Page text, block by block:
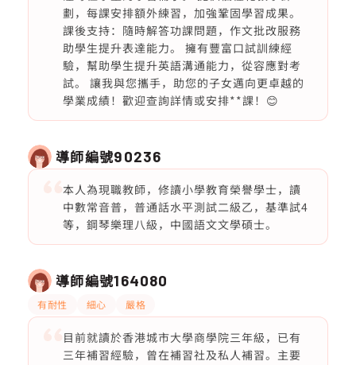
劃，每課安排額外練習，加強鞏固學習成果。
課後支持：隨時解答功課問題，作文批改服務
助學生提升表達能力。 擁有豐富口試訓練經
驗，幫助學生提升英語溝通能力，從容應對考
試。 讓我與您攜手，助您的子女邁向更卓越的
學業成績！歡迎查詢詳情或安排**課！😊
導師編號90236
本人為現職教師，修讀小學教育榮譽學士，讀
中數常音普，普通話水平測試二級乙，基準試4
等，鋼琴樂理八級，中國語文文學碩士。
導師編號164080
有耐性 細心 嚴格
目前就讀於香港城市大學商學院三年級，已有
三年補習經驗，曾在補習社及私人補習。主要